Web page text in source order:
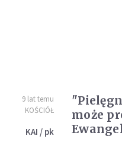
9 lat temu
KOŚCIÓŁ
KAI / pk
może